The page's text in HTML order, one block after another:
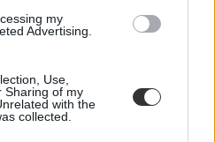
my
Advertising.
Use,
Sharing of my
with the
collected.
mellett, mégsem
– több mint százezer
a szabály